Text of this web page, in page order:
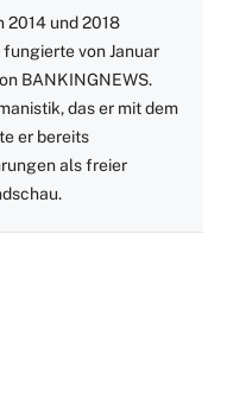
2014 und 2018
von Januar
BANKINGNEWS.
das er mit dem
er bereits
als freier